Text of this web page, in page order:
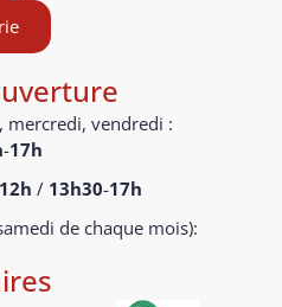
mercredi, vendredi :
-17h
12h / 13h30-17h
de chaque mois):